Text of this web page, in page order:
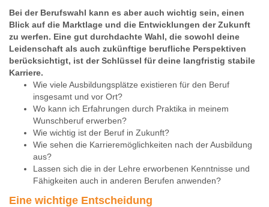
Bei der Berufswahl kann es aber auch wichtig sein, einen
Blick auf die Marktlage und die Entwicklungen der Zukunft
zu werfen. Eine gut durchdachte Wahl, die sowohl deine
Leidenschaft als auch zukünftige berufliche Perspektiven
berücksichtigt, ist der Schlüssel für deine langfristig stabile
Karriere.
Wie viele Ausbildungsplätze existieren für den Beruf
insgesamt und vor Ort?
Wo kann ich Erfahrungen durch Praktika in meinem
Wunschberuf erwerben?
Wie wichtig ist der Beruf in Zukunft?
Wie sehen die Karrieremöglichkeiten nach der Ausbildung
aus?
Lassen sich die in der Lehre erworbenen Kenntnisse und
Fähigkeiten auch in anderen Berufen anwenden?
Eine wichtige Entscheidung